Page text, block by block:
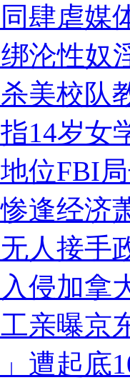
肆虐媒
沦性奴
美校队
14岁女
位FBI
逢经济
人接手
侵加拿
亲曝京
」遭起